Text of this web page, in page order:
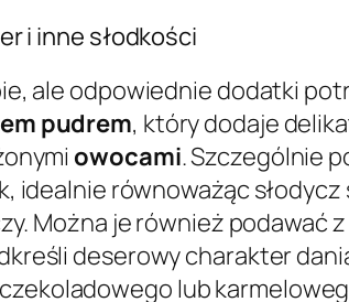
i inne słodkości
ale odpowiednie dodatki
pudrem, który dodaje
owocami. Szczególnie
idealnie równoważąc słodycz
Można je również podawać
deserowy charakter
lub